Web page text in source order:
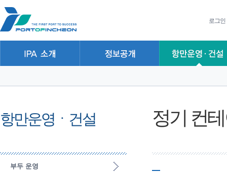
로그인
항만운영ㆍ건설
부두 운영
정기 컨